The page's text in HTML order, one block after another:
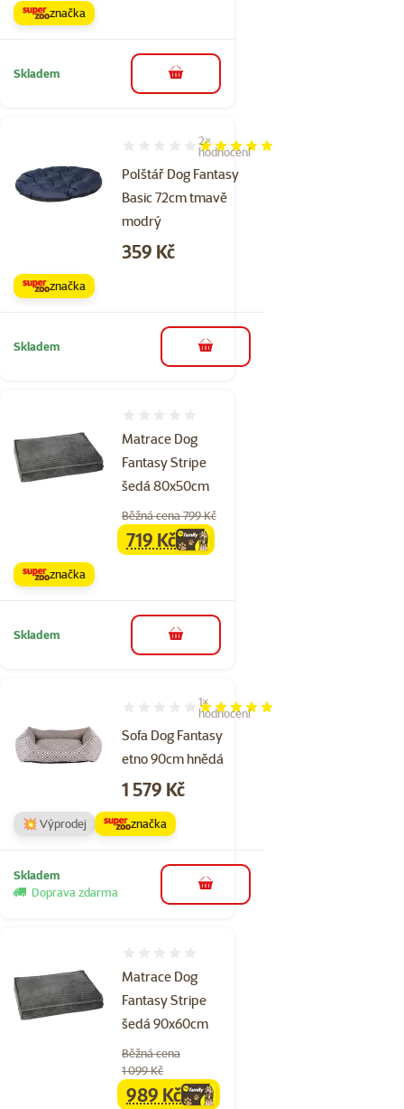
značka
Skladem do košíku
Polštář Dog Fantasy
Basic 72cm tmavě
modrý
Hodnocení 100%, počet hodnocení: 2
2×
hodnocení
Cena
359 Kč
značka
Skladem do košíku
Matrace Dog
Fantasy Stripe
šedá 80x50cm
Běžná cena 799 Kč
familycena
719 Kč
značka
Skladem do košíku
Sofa Dog Fantasy
etno 90cm hnědá
Hodnocení 100%, počet hodnocení: 1
1×
hodnocení
Cena
1 579 Kč
💥 Výprodej značka
Skladem
Doprava zdarma
do košíku
Matrace Dog
Fantasy Stripe
šedá 90x60cm
Běžná cena
1 099 Kč
familycena
989 Kč